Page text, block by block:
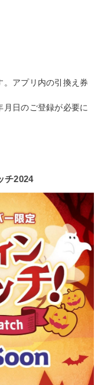
。アプリ内の引換え券
月日のご登録が必要に
チ2024